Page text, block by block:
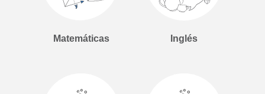
Matemáticas Inglés